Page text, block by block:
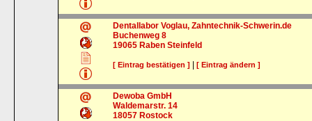
Dentallabor Voglau, Zahntechnik-Schwerin.de
Buchenweg 8
19065 Raben Steinfeld
[ Eintrag bestätigen ] |[ Eintrag ändern ]
Dewoba GmbH
Waldemarstr. 14
18057 Rostock